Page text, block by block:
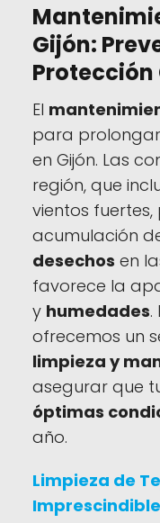
Gijón:
El
para
en Gijón. Las
región, que
vientos
acumulación
desechos en
favorece la
y humedades.
ofrecemos un
limpieza y
asegurar que
óptimas
año.
Limpieza de